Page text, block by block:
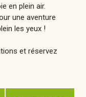
en plein air.
une aventure
les yeux !
et réservez